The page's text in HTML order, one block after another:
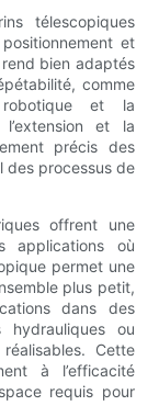
télescopiques
et
bien adaptés
comme
robotique et la
et la
précis des
des processus de
offrent une
applications où
permet une
plus petit,
dans des
ou
Cette
à l’efficacité
requis pour